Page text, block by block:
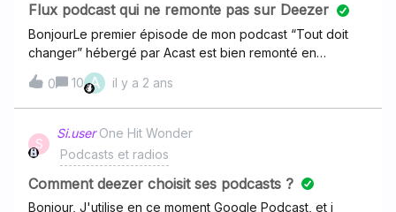
m’éclairer s'il vous plaît ? Merci. Bonne journée
Flux podcast qui ne remonte pas sur Deezer
BonjourLe premier épisode de mon podcast “Tout doit
changer” hébergé par Acast est bien remonté en
quelques heures sur Deezer mais le #2 n’y est toujours
pas 48 heures après son apparition sur Spotify. Cela
m’ennuie beaucoup d’autant que ma communauté utilise
plutôt Deezer comme moi et que c’est là qu’ils se sont
abonnés. Que faire ?
0 10 A il y a 2 ans
S
Si.user One Hit Wonder
Podcasts et radios
Comment deezer choisit ses podcasts ?
Bonjour, J'utilise en ce moment Google Podcast, et j